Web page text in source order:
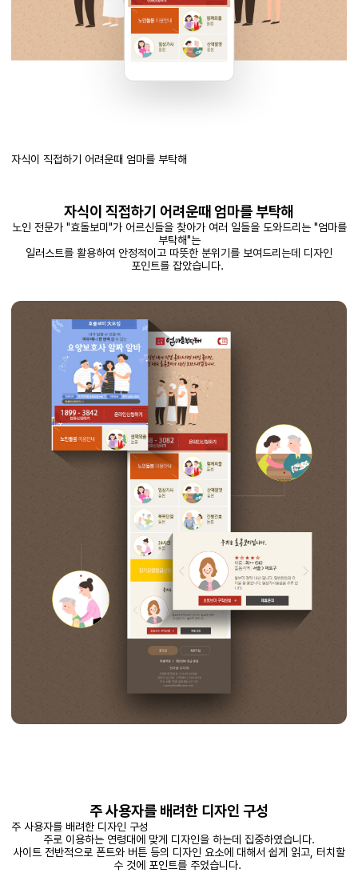
자식이 직접하기 어려운때 엄마를 부탁해
자식이 직접하기 어려운때 엄마를 부탁해
노인 전문가 "효돌보미"가 어르신들을 찾아가 여러 일들을 도와드리는 "엄마를
부탁해"는
일러스트를 활용하여 안정적이고 따뜻한 분위기를 보여드리는데 디자인
포인트를 잡았습니다.
주 사용자를 배려한 디자인 구성
주 사용자를 배려한 디자인 구성
주로 이용하는 연령대에 맞게 디자인을 하는데 집중하였습니다.
사이트 전반적으로 폰트와 버튼 등의 디자인 요소에 대해서 쉽게 읽고, 터치할
수 것에 포인트를 주었습니다.